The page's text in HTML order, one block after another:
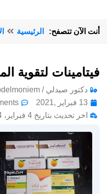
أنت الآن تتصفح: الرئيسية
فيتامينات لتقوية
دكتور صيدلي / Mohamed Abdelmoniem
13 فبراير ,2021
اخر تحديث بتاريخ 4 فبراير، 2024